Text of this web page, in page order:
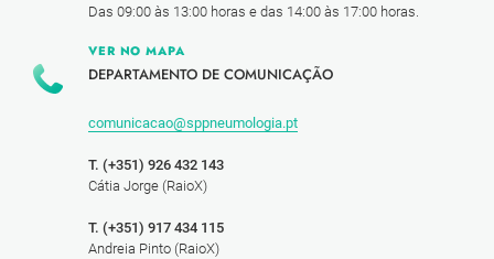
Das 09:00 às 13:00 horas e das 14:00 às 17:00 horas.
VER NO MAPA
DEPARTAMENTO DE COMUNICAÇÃO
comunicacao@sppneumologia.pt
T. (+351) 926 432 143
Cátia Jorge (RaioX)
T. (+351) 917 434 115
Andreia Pinto (RaioX)